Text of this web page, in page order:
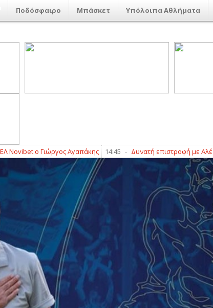
Ποδόσφαιρο Μπάσκετ Υπόλοιπα Αθλήματα
ο Γιώργος Αγαπάκης 14:45 - Δυνατή επιστροφή με